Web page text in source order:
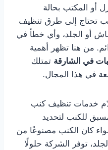
أو المكتب بحالة
تحتاج إلى طرق تنظيف
أو الجلد، وأي خطأ في
من هنا تظهر أهمية
في الشارقة تمتلك
في هذا المجال.
خدمات تنظيف كنب
للكنب لتحديد
كان الكنب مصنوعًا من
توفر الشركة حلولًا